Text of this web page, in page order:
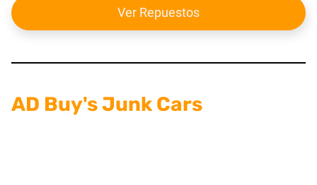
Ver Repuestos
AD Buy's Junk Cars